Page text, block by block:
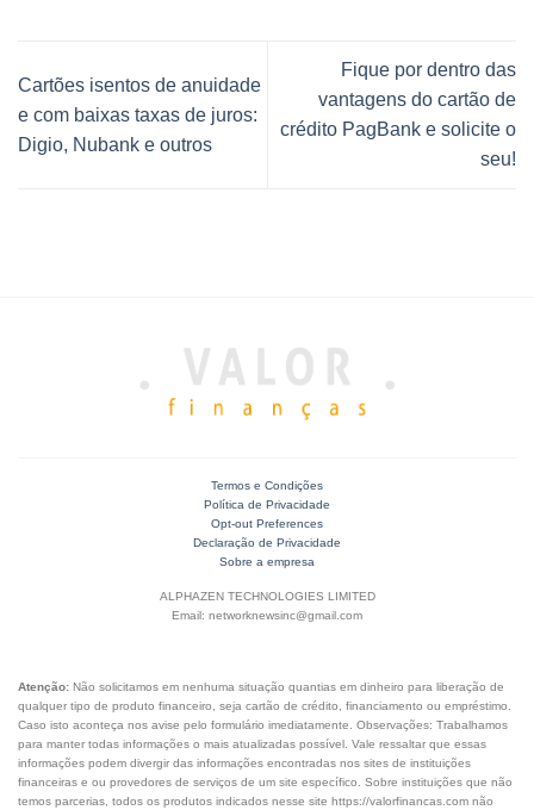
Cartões isentos de anuidade
e com baixas taxas de juros:
Digio, Nubank e outros
Fique por dentro das
vantagens do cartão de
crédito PagBank e solicite o
seu!
Termos e Condições
Política de Privacidade
Opt-out Preferences
Declaração de Privacidade
Sobre a empresa
ALPHAZEN TECHNOLOGIES LIMITED
Email: networknewsinc@gmail.com
Atenção: Não solicitamos em nenhuma situação quantias em dinheiro para liberação de
qualquer tipo de produto financeiro, seja cartão de crédito, financiamento ou empréstimo.
Caso isto aconteça nos avise pelo formulário imediatamente. Observações: Trabalhamos
para manter todas informações o mais atualizadas possível. Vale ressaltar que essas
informações podem divergir das informações encontradas nos sites de instituições
financeiras e ou provedores de serviços de um site específico. Sobre instituições que não
temos parcerias, todos os produtos indicados nesse site https://valorfinancas.com não